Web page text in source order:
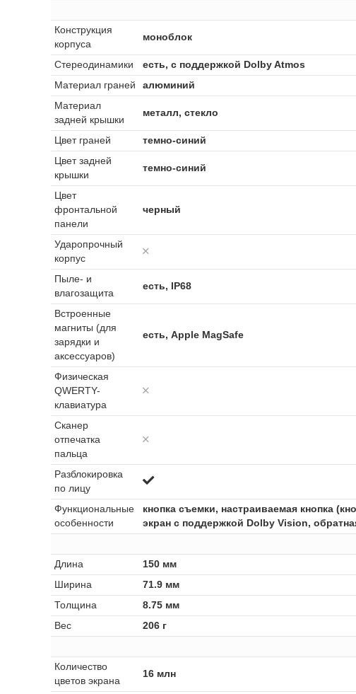
Конструкция
корпуса
моноблок
Стереодинамики
есть, с поддержкой Dolby Atmos
Материал граней
алюминий
Материал
задней крышки
металл, стекло
Цвет граней
темно-синий
Цвет задней
крышки
темно-синий
Цвет
фронтальной
панели
черный
Ударопрочный
корпус
Пыле- и
влагозащита
есть, IP68
Встроенные
магниты (для
зарядки и
аксессуаров)
есть, Apple MagSafe
Физическая
QWERTY-
клавиатура
Сканер
отпечатка
пальца
Разблокировка
по лицу
Функциональные
особенности
кнопка съемки, настраиваемая кнопка
экран с поддержкой Dolby Vision,
Длина
150 мм
Ширина
71.9 мм
Толщина
8.75 мм
Вес
206 г
Количество
цветов экрана
16 млн